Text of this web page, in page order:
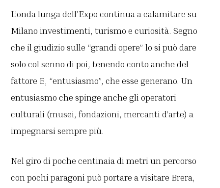
L’onda lunga dell’Expo continua a calamitare su
Milano investimenti, turismo e curiosità. Segno
che il giudizio sulle “grandi opere” lo si può dare
solo col senno di poi, tenendo conto anche del
fattore E, “entusiasmo”, che esse generano. Un
entusiasmo che spinge anche gli operatori
culturali (musei, fondazioni, mercanti d’arte) a
impegnarsi sempre più.
Nel giro di poche centinaia di metri un percorso
con pochi paragoni può portare a visitare Brera,